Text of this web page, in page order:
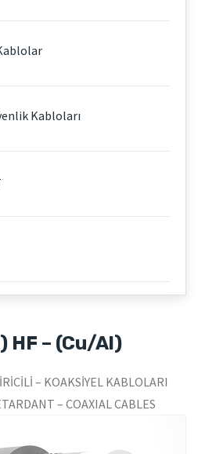
HF – (Cu/Al)
– KOAKSİYEL KABLOLARI
– COAXIAL CABLES
Kabloları